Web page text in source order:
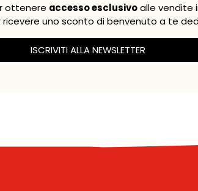
ottenere accesso esclusivoalle vendite
ricevere uno sconto di benvenuto a te
ISCRIVITI ALLA NEWSLETTER